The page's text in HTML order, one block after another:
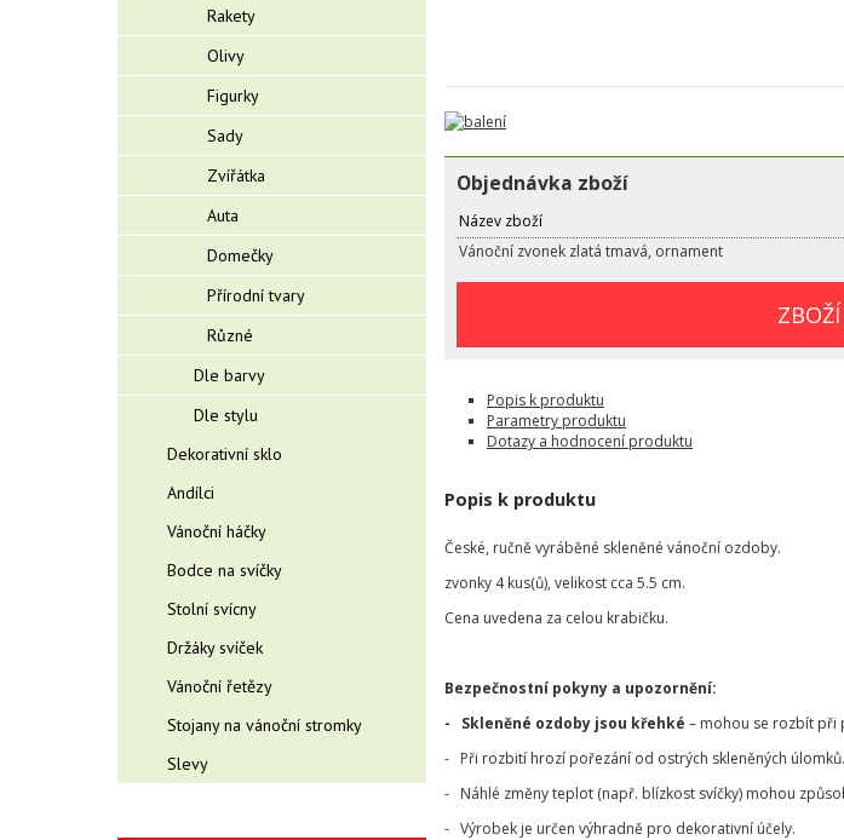
Rakety
Olivy
Figurky
Sady
Zvířátka
Auta
Domečky
Přírodní tvary
Různé
Dle barvy
Dle stylu
Dekorativní sklo
Andílci
Vánoční háčky
Bodce na svíčky
Stolní svícny
Držáky svíček
Vánoční řetězy
Stojany na vánoční stromky
Slevy
Objednávka zboží
Název zboží
Vánoční zvonek zlatá tmavá, ornament
Popis k produktu
Parametry produktu
Dotazy a hodnocení produktu
Popis k produktu
České, ručně vyráběné skleněné vánoční ozdoby.
zvonky 4 kus(ů), velikost cca 5.5 cm.
Cena uvedena za celou krabičku.
Bezpečnostní pokyny a upozornění:
- Skleněné ozdoby jsou křehké – mohou se rozbít při
- Při rozbití hrozí pořezání od ostrých skleněných úlomků.
- Náhlé změny teplot (např. blízkost svíčky) mohou
- Výrobek je určen výhradně pro dekorativní účely.